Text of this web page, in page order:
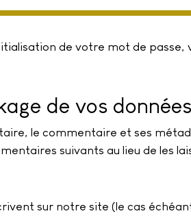
de votre mot de
de vos données
le commentaire et ses
suivants au lieu de les
sur notre site (le cas